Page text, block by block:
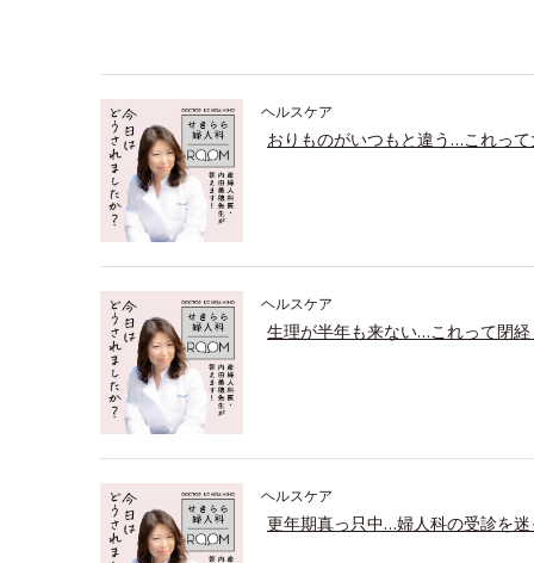
ヘルスケア
おりものがいつもと違う…これっ
ヘルスケア
生理が半年も来ない…これって閉経
ヘルスケア
更年期真っ只中…婦人科の受診を